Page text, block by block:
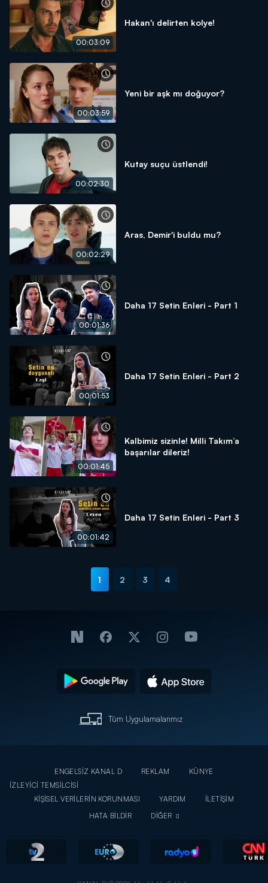
00:03:09
Hakan'ı delirten kolye!
00:03:59
Yeni bir aşk mı doğuyor?
00:02:30
Kutay suçu üstlendi!
00:02:29
Aras, Demir'i buldu mu?
00:01:36
Daha 17 Setin Enleri - Part 1
00:01:53
Daha 17 Setin Enleri - Part 2
00:01:45
Kalbimiz sizinle! Milli Takım’a
başarılar dileriz!
00:01:42
Daha 17 Setin Enleri - Part 3
1 2 3 4
Tüm Uygulamalarımız
ENGELSİZ KANAL D REKLAM
KÜNYE
İZLEYİCİ TEMSİLCİSİ
KİŞİSEL VERİLERİN KORUNMASI
YARDIM
İLETİŞİM
HATA BİLDİR
DİĞER